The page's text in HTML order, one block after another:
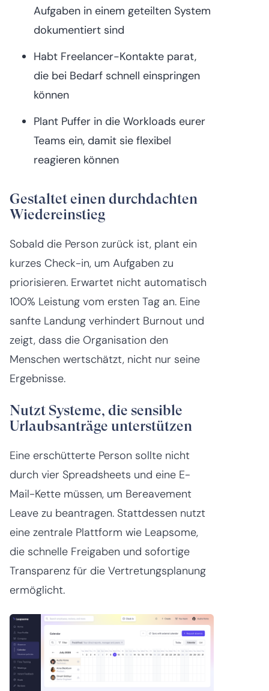
Aufgaben in einem geteilten System
dokumentiert sind
Habt Freelancer-Kontakte parat,
die bei Bedarf schnell einspringen
können
Plant Puffer in die Workloads eurer
Teams ein, damit sie flexibel
reagieren können
Gestaltet einen durchdachten
Wiedereinstieg
Sobald die Person zurück ist, plant ein
kurzes Check-in, um Aufgaben zu
priorisieren. Erwartet nicht automatisch
100% Leistung vom ersten Tag an. Eine
sanfte Landung verhindert Burnout und
zeigt, dass die Organisation den
Menschen wertschätzt, nicht nur seine
Ergebnisse.
Nutzt Systeme, die sensible
Urlaubsanträge unterstützen
Eine erschütterte Person sollte nicht
durch vier Spreadsheets und eine E-
Mail-Kette müssen, um Bereavement
Leave zu beantragen. Stattdessen nutzt
eine zentrale Plattform wie Leapsome,
die schnelle Freigaben und sofortige
Transparenz für die Vertretungsplanung
ermöglicht.